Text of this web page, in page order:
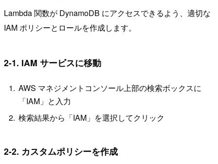
Lambda 関数が DynamoDB にアクセスできるよう、適切な
IAM ポリシーとロールを作成します。
2-1. IAM サービスに移動
AWS マネジメントコンソール上部の検索ボックスに
「IAM」と入力
検索結果から「IAM」を選択してクリック
2-2. カスタムポリシーを作成